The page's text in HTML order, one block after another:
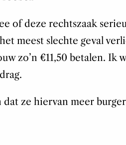
of deze rechtszaak
meest slechte geval
zo’n €11,50 betalen. Ik
dat ze hiervan meer